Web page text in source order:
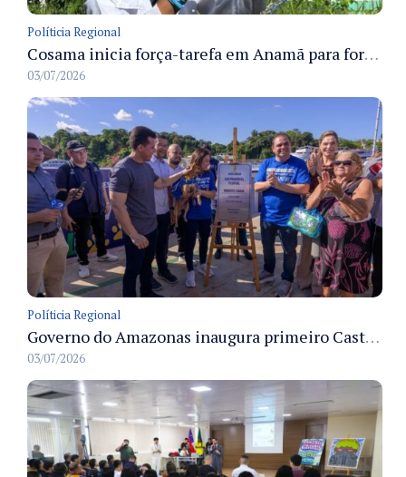
Políticia Regional
Cosama inicia força-tarefa em Anamã para fortalecer abastecimento de água e segurança hídrica da população
03/07/2026
Políticia Regional
Governo do Amazonas inaugura primeiro Castramóvel Fluvial para atendimento veterinário às comunidades ribeirinhas e castração gratuita
03/07/2026